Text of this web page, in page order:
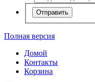
Полная версия
Домой
Контакты
Корзина